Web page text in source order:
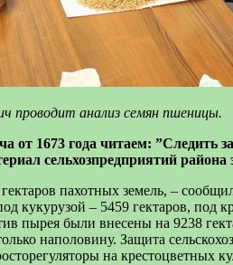
проводит анализ семян пшеницы.
от 1673 года читаем:
сельхозпредприятий
пахотных земель, –
кукурузой – 5459 гектаров,
пырея были внесены на 9238
наполовину. Защита
на крестоцветных